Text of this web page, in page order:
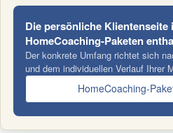
Die persönliche Klientenseite
HomeCoaching-Paketen
Der konkrete Umfang richtet sich
und dem individuellen Verlauf Ihrer
HomeCoaching-